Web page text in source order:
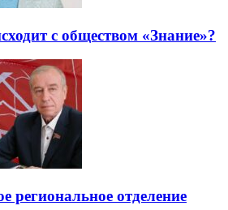
с обществом «Знание»?
региональное отделение